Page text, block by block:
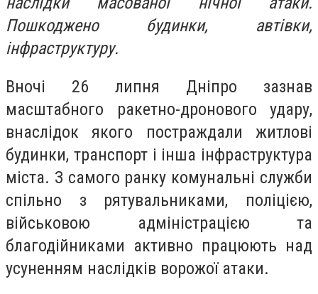
Пошкоджено будинки, автівки,
інфраструктуру.
Вночі 26 липня Дніпро зазнав
масштабного ракетно-дронового удару,
внаслідок якого постраждали житлові
будинки, транспорт і інша інфраструктура
міста. З самого ранку комунальні служби
спільно з рятувальниками, поліцією,
військовою адміністрацією та
благодійниками активно працюють над
усуненням наслідків ворожої атаки.